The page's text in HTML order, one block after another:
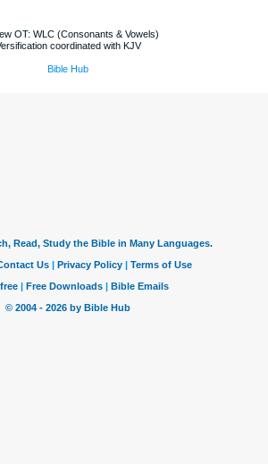
OT: WLC (Consonants & Vowels)
coordinated with KJV
Bible Hub